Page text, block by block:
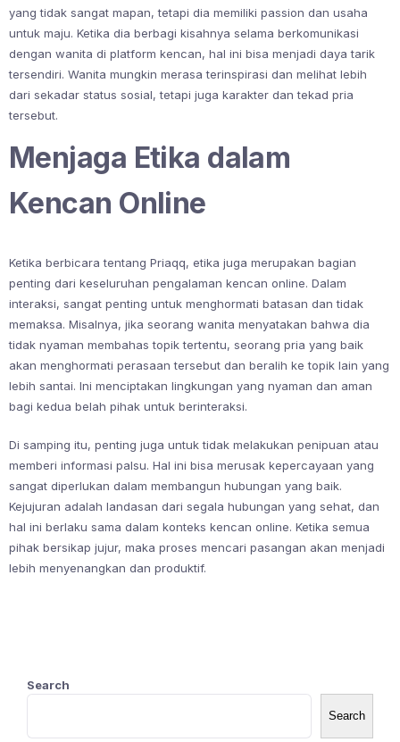
yang tidak sangat mapan, tetapi dia memiliki passion dan usaha
untuk maju. Ketika dia berbagi kisahnya selama berkomunikasi
dengan wanita di platform kencan, hal ini bisa menjadi daya tarik
tersendiri. Wanita mungkin merasa terinspirasi dan melihat lebih
dari sekadar status sosial, tetapi juga karakter dan tekad pria
tersebut.
Menjaga Etika dalam
Kencan Online
Ketika berbicara tentang Priaqq, etika juga merupakan bagian
penting dari keseluruhan pengalaman kencan online. Dalam
interaksi, sangat penting untuk menghormati batasan dan tidak
memaksa. Misalnya, jika seorang wanita menyatakan bahwa dia
tidak nyaman membahas topik tertentu, seorang pria yang baik
akan menghormati perasaan tersebut dan beralih ke topik lain yang
lebih santai. Ini menciptakan lingkungan yang nyaman dan aman
bagi kedua belah pihak untuk berinteraksi.
Di samping itu, penting juga untuk tidak melakukan penipuan atau
memberi informasi palsu. Hal ini bisa merusak kepercayaan yang
sangat diperlukan dalam membangun hubungan yang baik.
Kejujuran adalah landasan dari segala hubungan yang sehat, dan
hal ini berlaku sama dalam konteks kencan online. Ketika semua
pihak bersikap jujur, maka proses mencari pasangan akan menjadi
lebih menyenangkan dan produktif.
Search
Search